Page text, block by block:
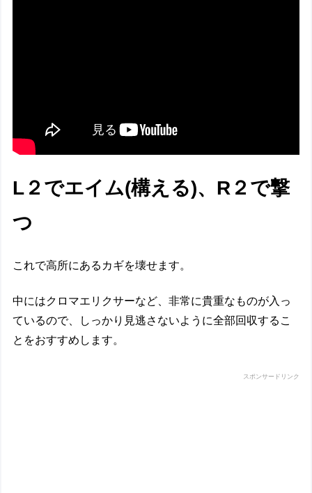
L２でエイム(構える)、R２で撃
つ
これで高所にあるカギを壊せます。
中にはクロマエリクサーなど、非常に貴重なものが入っ
ているので、しっかり見逃さないように全部回収するこ
とをおすすめします。
スポンサードリンク